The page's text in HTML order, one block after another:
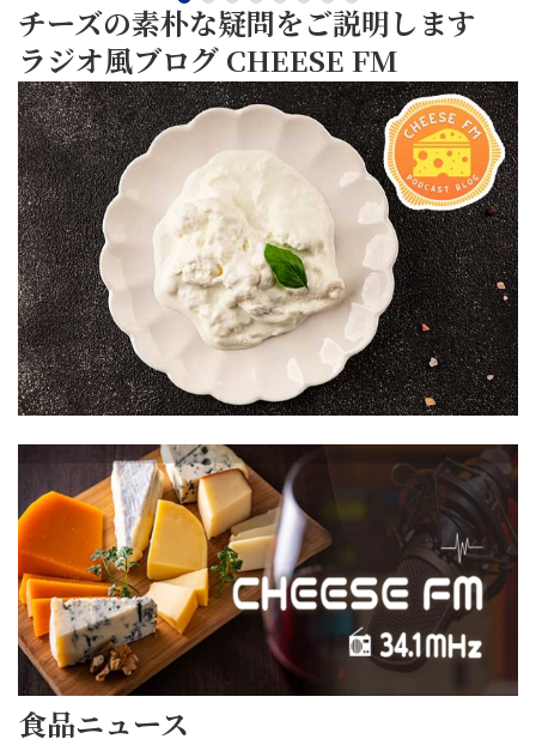
レ
ラ
の
冷
製
パ
ス
タ
用
し
た
美
味
し
い
レ
シ
ピ
を
ご
紹
介
し
す。
ロー
ス
ト
ト
の
フ
ツ
パ
サ
ラ
ダ
た
美
味
し
い
レ
シ
ピ
を
ご
紹
介
し
ま
チーズの素朴な疑問をご説明します
ラジオ風ブログ CHEESE FM
2026/07/06
な
ぜ
チー
ズ
の
中
身
に
名
前
あ
る？
ス
ト
ラッ
チャ
テッ
ラ
チー
ズ
ラ
ヴァー
の
皆
さ
ん、“CHEESE
FM”の
お
時
間
で
す。
今
宵
CHEESE
FM
食品ニュース